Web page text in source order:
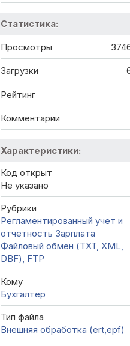
Статистика:
Просмотры
Загрузки
Рейтинг
Комментарии
Характеристики:
Код открыт
Не указано
Рубрики
Регламентированный учет и
отчетность Зарплата
Файловый обмен (TXT, XML,
DBF), FTP
Кому
Бухгалтер
Тип файла
Внешняя обработка (ert,epf)